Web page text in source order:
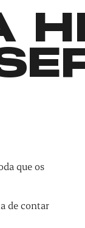
que os
de contar